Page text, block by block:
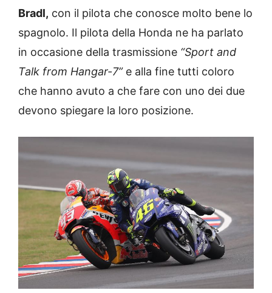
Bradl, con il pilota che conosce molto bene lo
spagnolo. Il pilota della Honda ne ha parlato
in occasione della trasmissione “Sport and
Talk from Hangar-7”e alla fine tutti coloro
che hanno avuto a che fare con uno dei due
devono spiegare la loro posizione.